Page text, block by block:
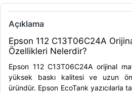
Açıklama
Epson 112 C13T06C24A
Özellikleri Nelerdir?
Epson 112 C13T06C24A orijinal
yüksek baskı kalitesi ve uzun
üründür. Epson EcoTank yazıcılarla